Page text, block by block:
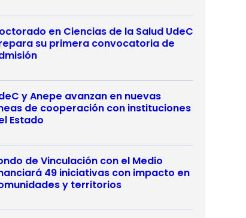
en Ciencias de la Salud UdeC
su primera convocatoria de
y Anepe avanzan en nuevas
de cooperación con instituciones
Estado
de Vinculación con el Medio
49 iniciativas con impacto en
y territorios